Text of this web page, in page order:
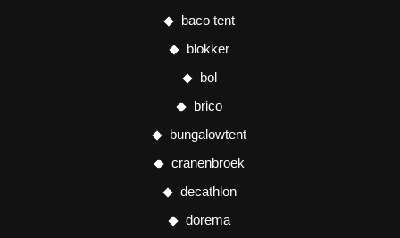
baco tent
blokker
bol
brico
bungalowtent
cranenbroek
decathlon
dorema